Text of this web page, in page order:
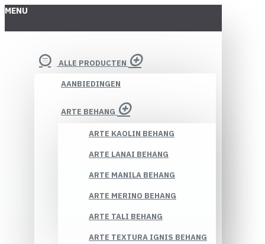
MENU
ALLE PRODUCTEN
AANBIEDINGEN
ARTE BEHANG
ARTE KAOLIN BEHANG
ARTE LANAI BEHANG
ARTE MANILA BEHANG
ARTE MERINO BEHANG
ARTE TALI BEHANG
ARTE TEXTURA IGNIS BEHANG